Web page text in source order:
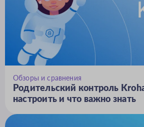
Обзоры и сравнения
Родительский контроль
настроить и что важно знать